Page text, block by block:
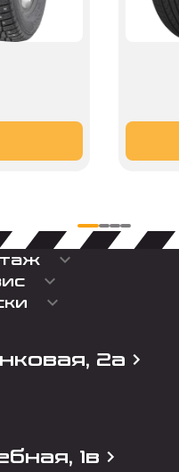
keyboard_arrow_down
keyboard_arrow_down
keyboard_arrow_down
2а
1в